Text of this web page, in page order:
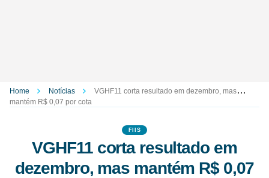
Home Notícias
VGHF11 corta resultado em dezembro, mas
mantém R$ 0,07 por cota
FIIS
VGHF11 corta resultado em
dezembro, mas mantém R$ 0,07